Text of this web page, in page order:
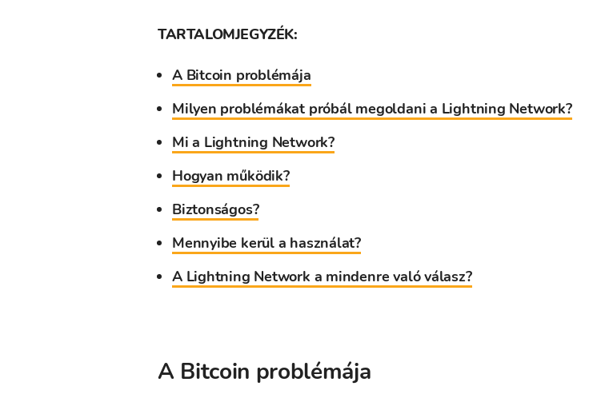
TARTALOMJEGYZÉK:
A Bitcoin problémája
Milyen problémákat próbál megoldani a Lightning Network?
Mi a Lightning Network?
Hogyan működik?
Biztonságos?
Mennyibe kerül a használat?
A Lightning Network a mindenre való válasz?
A Bitcoin problémája